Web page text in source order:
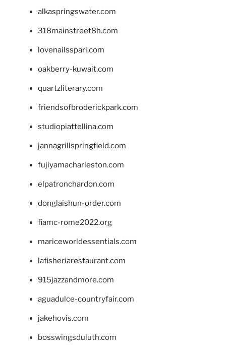
alkaspringswater.com
318mainstreet8h.com
lovenailsspari.com
oakberry-kuwait.com
quartzliterary.com
friendsofbroderickpark.com
studiopiattellina.com
jannagrillspringfield.com
fujiyamacharleston.com
elpatronchardon.com
donglaishun-order.com
fiamc-rome2022.org
mariceworldessentials.com
lafisheriarestaurant.com
915jazzandmore.com
aguadulce-countryfair.com
jakehovis.com
bosswingsduluth.com